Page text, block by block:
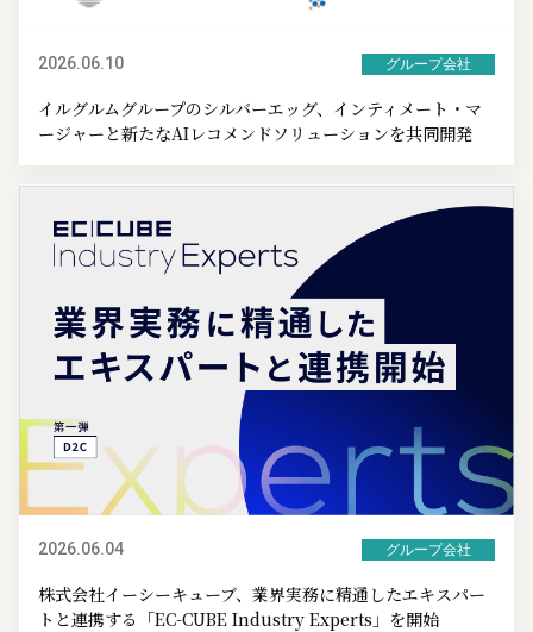
2026.06.10 グループ会社
イルグルムグループのシルバーエッグ、インティメート・マ
ージャーと新たなAIレコメンドソリューションを共同開発
2026.06.04 グループ会社
株式会社イーシーキューブ、業界実務に精通したエキスパー
トと連携する「EC-CUBE Industry Experts」を開始